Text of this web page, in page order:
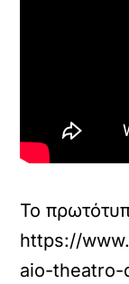
Το
https://
aio-theatro-